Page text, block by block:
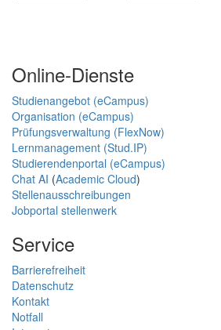
Online-Dienste
Studienangebot (eCampus)
Organisation (eCampus)
Prüfungsverwaltung (FlexNow)
Lernmanagement (Stud.IP)
Studierendenportal (eCampus)
Chat AI (Academic Cloud)
Stellenausschreibungen
Jobportal stellenwerk
Service
Barrierefreiheit
Datenschutz
Kontakt
Notfall